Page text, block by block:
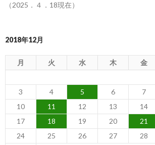
（2025．４．18現在）
2018年12月
月 火 水 木 金
3
4 5 6 7
10
11 12 13 14
17
18 19 20 21
24
25 26 27 28